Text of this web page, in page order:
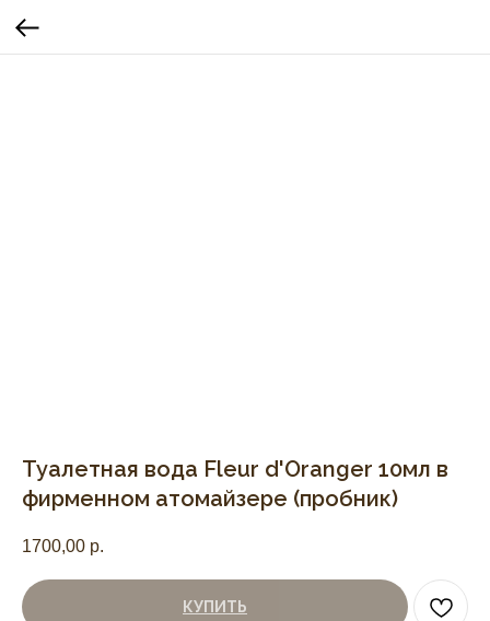
Туалетная вода Fleur d'Oranger 10мл в
фирменном атомайзере (пробник)
1700,00 р.
КУПИТЬ